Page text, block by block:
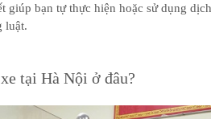
giúp bạn tự thực hiện hoặc sử dụng
luật.
tại Hà Nội ở đâu?